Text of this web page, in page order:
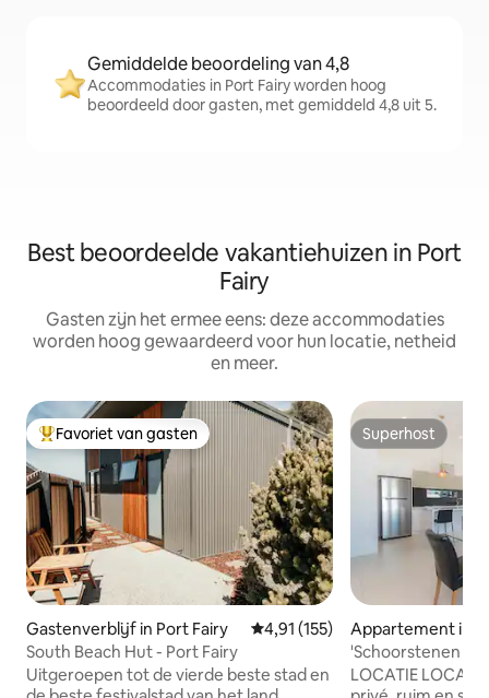
Gemiddelde beoordeling van 4,8
Accommodaties in Port Fairy worden hoog
beoordeeld door gasten, met gemiddeld 4,8 uit 5.
Best beoordeelde vakantiehuizen in Port
Fairy
Gasten zijn het ermee eens: deze accommodaties
worden hoog gewaardeerd voor hun locatie, netheid
en meer.
Topfavoriet van gasten
Favoriet van gasten
Gastenverblijf in Port Fairy Gemiddelde beoordeling van
4,91 (155)
South Beach Hut - Port Fairy
Uitgeroepen tot de vierde beste stad en
Superhost
Superhost
Appartement in
'Schoorstenen op
Port Fairy
LOCATIE